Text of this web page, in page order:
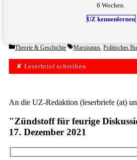
6 Wochen.
UZ kennenlernen
Categories
Theorie & Geschichte Tags
Marxismus, Politisches
✘ Leserbrief schreiben
An die UZ-Redaktion (leserbriefe (at)
"Zündstoff für feurige
17. Dezember 2021